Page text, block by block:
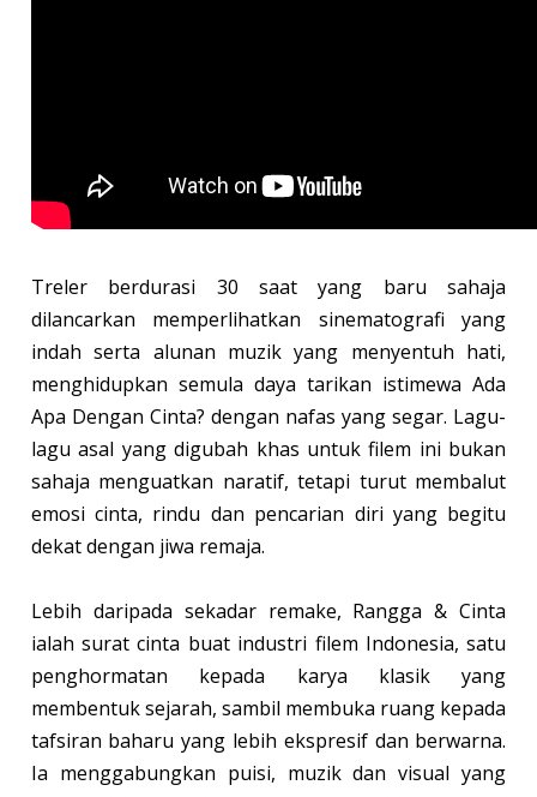
Treler berdurasi 30 saat yang baru sahaja
dilancarkan memperlihatkan sinematografi yang
indah serta alunan muzik yang menyentuh hati,
menghidupkan semula daya tarikan istimewa Ada
Apa Dengan Cinta? dengan nafas yang segar. Lagu-
lagu asal yang digubah khas untuk filem ini bukan
sahaja menguatkan naratif, tetapi turut membalut
emosi cinta, rindu dan pencarian diri yang begitu
dekat dengan jiwa remaja.
Lebih daripada sekadar remake, Rangga & Cinta
ialah surat cinta buat industri filem Indonesia, satu
penghormatan kepada karya klasik yang
membentuk sejarah, sambil membuka ruang kepada
tafsiran baharu yang lebih ekspresif dan berwarna.
Ia menggabungkan puisi, muzik dan visual yang